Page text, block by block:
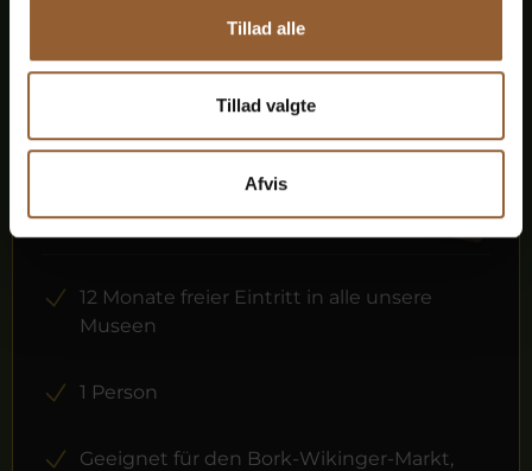
Tillad alle
Tillad valgte
Afvis
Mehr Infos
449 DKK
12 Monate freier Eintritt in alle unsere
Museen
1 Person
Geeignet für den Bork-Wikinger-Markt,